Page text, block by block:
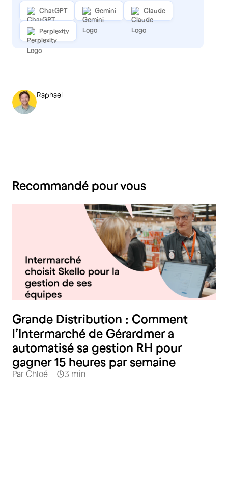
ChatGPT Gemini Claude
Perplexity
Raphael
Recommandé pour vous
Grande Distribution : Comment
l’Intermarché de Gérardmer a
automatisé sa gestion RH pour
gagner 15 heures par semaine
Par Chloé 3 min